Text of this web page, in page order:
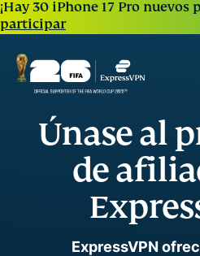
¡Hay 30 iPhone 17 Pro nuevos
participar
Únase al
de
ExpressVPN